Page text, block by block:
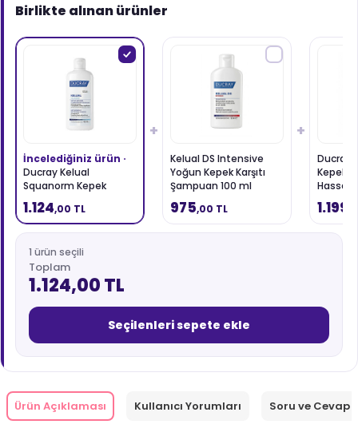
Birlikte alınan ürünler
İncelediğiniz ürün ·
Ducray Kelual
Squanorm Kepek
Karşıtı ve Ferahlatıcı
Şampuan 400 ml
1.124,00 TL
+
Kelual DS Intensive
Yoğun Kepek Karşıtı
Şampuan 100 ml
975,00 TL
+
Ducray
Kepek
Hassas
100 ml
1.199
1 ürün seçili
Toplam
1.124,00 TL
Seçilenleri sepete ekle
Ürün Açıklaması Kullanıcı Yorumları Soru ve Cevap